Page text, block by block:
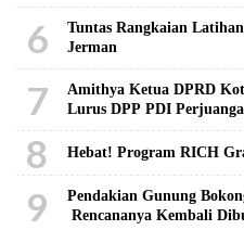
6
Tuntas Rangkaian Latihan Mugai Ryu Antara Indonesia dan
Jerman
7
Amithya Ketua DPRD Kota
Lurus DPP PDI
8 Hebat! Program RICH
9
Pendakian Gunung
Rencananya Kembali